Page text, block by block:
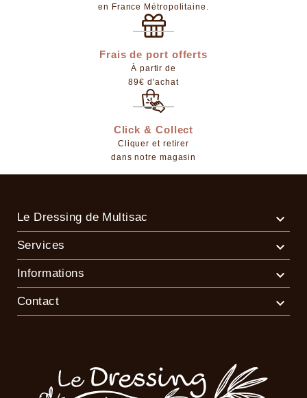
en France Métropolitaine.
Frais de port offerts
À partir de
89€ d'achat
Click & Collect
Cliquer et retirer
dans notre magasin
Le Dressing de Multisac 
Services 
Informations 
Contact 